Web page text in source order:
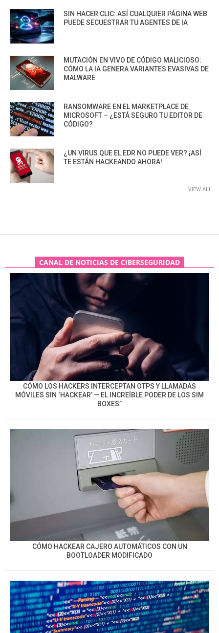
SIN HACER CLIC: ASÍ CUALQUIER PÁGINA WEB
PUEDE SECUESTRAR TU AGENTES DE IA
MUTACIÓN EN VIVO DE CÓDIGO MALICIOSO:
CÓMO LA IA GENERA VARIANTES EVASIVAS DE
MALWARE
RANSOMWARE EN EL MARKETPLACE DE
MICROSOFT – ¿ESTÁ SEGURO TU EDITOR DE
CÓDIGO?
¿UN VIRUS QUE EL EDR NO PUEDE VER? ¡ASÍ
TE ESTÁN HACKEANDO AHORA!
VIEW ALL
CANAL DE NOTICIAS DE CIBERSEGURIDAD
CÓMO LOS HACKERS INTERCEPTAN OTPS Y LLAMADAS
MÓVILES SIN ‘HACKEAR’ — EL INCREÍBLE PODER DE LOS SIM
BOXES”
CÓMO HACKEAR CAJERO AUTOMÁTICOS CON UN
BOOTLOADER MODIFICADO